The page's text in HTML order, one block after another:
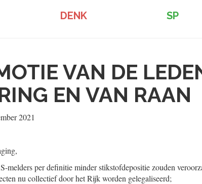
DENK SP
VAN DE
EN VAN RAAN
2021
melders per definitie minder stikstofdepositie zouden
nu collectief door het Rijk worden gelegaliseerd;